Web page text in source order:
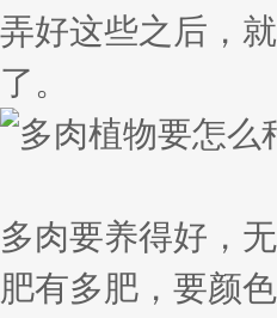
弄好这些之后，
了。
多肉要养得好，
肥有多肥，要颜色